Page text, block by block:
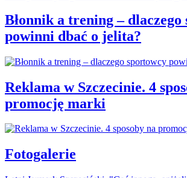
Błonnik a trening – dlaczego
powinni dbać o jelita?
Reklama w Szczecinie. 4
promocję marki
Fotogalerie